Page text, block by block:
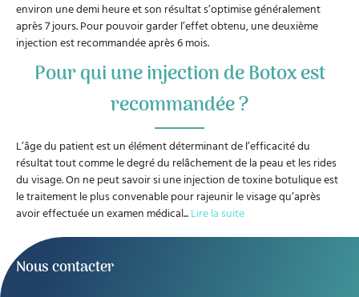
environ une demi heure et son résultat s’optimise généralement
après 7 jours. Pour pouvoir garder l’effet obtenu, une deuxième
injection est recommandée après 6 mois.
Pour qui une injection de Botox est
recommandée ?
L’âge du patient est un élément déterminant de l’efficacité du
résultat tout comme le degré du relâchement de la peau et les rides
du visage. On ne peut savoir si une injection de toxine botulique est
le traitement le plus convenable pour rajeunir le visage qu’après
avoir effectuée un examen médical...Lire la suite
Nous contacter